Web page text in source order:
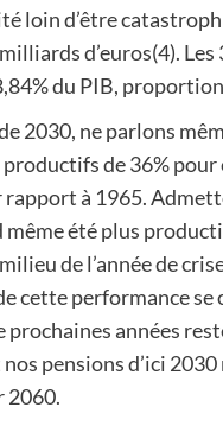
loin d’être
d’euros(4).
du PIB,
2030, ne parlons
de 36%
à 1965.
été plus
de l’année de
cette performance
années
pensions d’ici
2060.